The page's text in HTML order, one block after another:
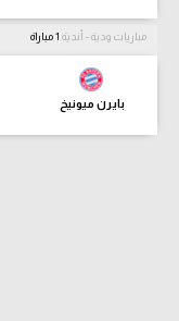
مباريات ودية - أندية
بايرن ميونيخ